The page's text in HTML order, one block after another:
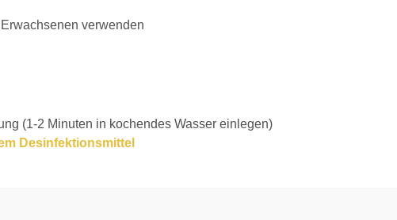
verwenden
(1-2 Minuten in kochendes Wasser einlegen)
Desinfektionsmittel